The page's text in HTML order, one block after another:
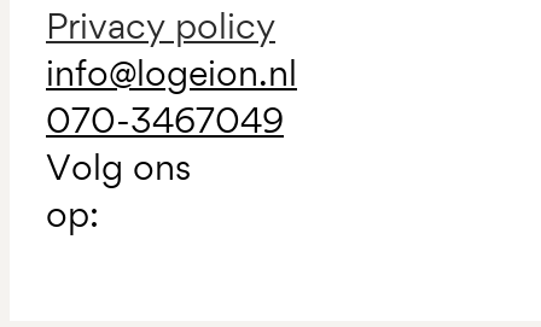
Privacy policy
info@logeion.nl
070-3467049
Volg ons
op: